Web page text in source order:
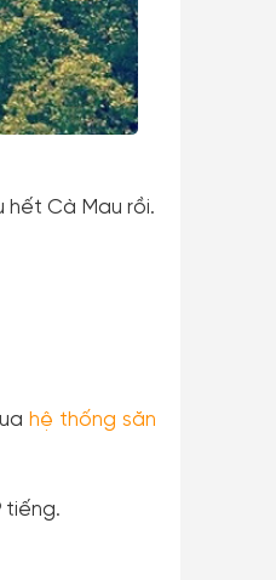
hết Cà Mau rồi.
hệ thống săn
tiếng.